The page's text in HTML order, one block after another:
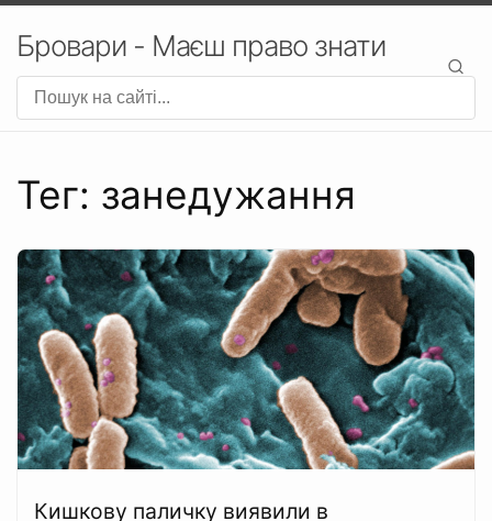
Бровари - Маєш право знати
Тег: занедужання
Кишкову паличку виявили в